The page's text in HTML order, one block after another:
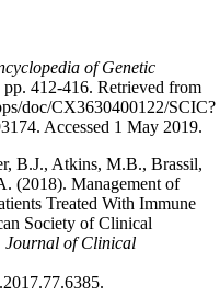
of Genetic
412-416. Retrieved from
doc/CX3630400122/SCIC?
Accessed 1 May 2019.
B.J., Atkins, M.B., Brassil,
(2018). Management of
Treated With Immune
Society of Clinical
Journal of Clinical